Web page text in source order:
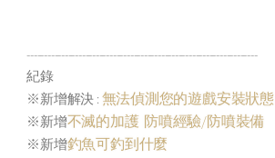
-------------------------------------------------------------------
紀錄
※新增解決 : 無法偵測您的遊戲安裝狀態
※新增不滅的加護 防噴經驗/防噴裝備
※新增釣魚可釣到什麼